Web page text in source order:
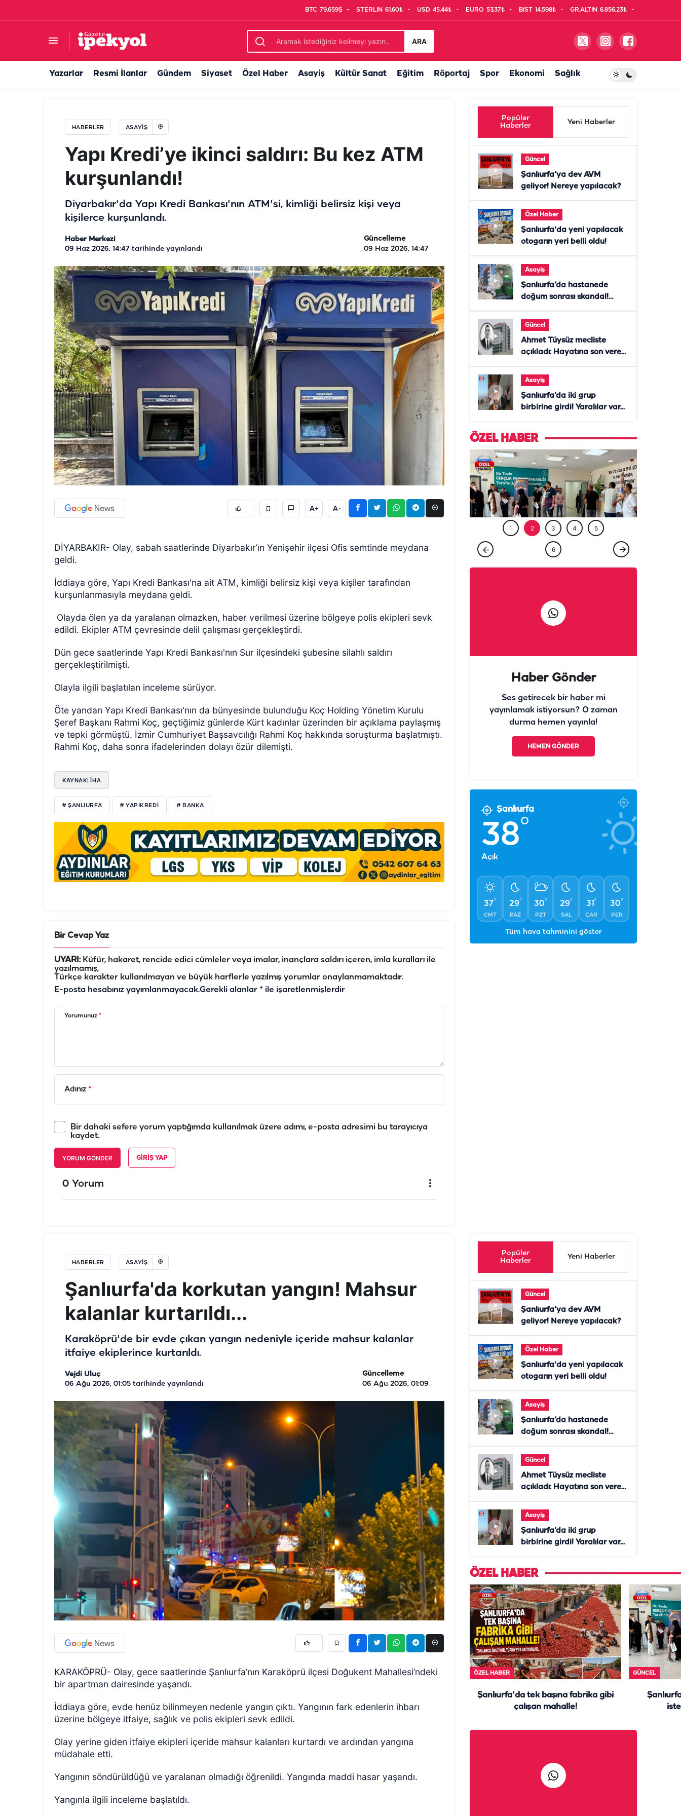
BTC 79.659$ STERLIN 61,60₺ USD 45,44₺ EURO 53,37₺ BIST 14.598₺ GR.ALTIN 6.856,23₺
ARA
Yazarlar Resmi İlanlar Gündem Siyaset Özel Haber Asayiş Kültür Sanat Eğitim Röportaj Spor Ekonomi Sağlık
HABERLER ASAYIŞ
Yapı Kredi’ye ikinci saldırı: Bu kez ATM
kurşunlandı!
Diyarbakır'da Yapı Kredi Bankası'nın ATM'si, kimliği belirsiz kişi veya
kişilerce kurşunlandı.
Haber Merkezi
09 Haz 2026, 14:47 tarihinde yayınlandı
Güncelleme
09 Haz 2026, 14:47
A+ A-
DİYARBAKIR- Olay, sabah saatlerinde Diyarbakır’ın Yenişehir ilçesi Ofis semtinde meydana
geldi.
İddiaya göre, Yapı Kredi Bankası'na ait ATM, kimliği belirsiz kişi veya kişiler tarafından
kurşunlanmasıyla meydana geldi.
Olayda ölen ya da yaralanan olmazken, haber verilmesi üzerine bölgeye polis ekipleri sevk
edildi. Ekipler ATM çevresinde delil çalışması gerçekleştirdi.
Dün gece saatlerinde Yapı Kredi Bankası'nın Sur ilçesindeki şubesine silahlı saldırı
gerçekleştirilmişti.
Olayla ilgili başlatılan inceleme sürüyor.
Öte yandan Yapı Kredi Bankası'nın da bünyesinde bulunduğu Koç Holding Yönetim Kurulu
Şeref Başkanı Rahmi Koç, geçtiğimiz günlerde Kürt kadınlar üzerinden bir açıklama paylaşmış
ve tepki görmüştü. İzmir Cumhuriyet Başsavcılığı Rahmi Koç hakkında soruşturma başlatmıştı.
Rahmi Koç, daha sonra ifadelerinden dolayı özür dilemişti.
KAYNAK: İHA
# ŞANLIURFA # YAPIKREDİ # BANKA
Bir Cevap Yaz
UYARI:Küfür, hakaret, rencide edici cümleler veya imalar, inançlara saldırı içeren, imla kuralları ile
yazılmamış,
Türkçe karakter kullanılmayan ve büyük harflerle yazılmış yorumlar onaylanmamaktadır.
E-posta hesabınız yayımlanmayacak.Gerekli alanlar * ile işaretlenmişlerdir
Yorumunuz *
Adınız *
Bir dahaki sefere yorum yaptığımda kullanılmak üzere adımı, e-posta adresimi bu tarayıcıya
kaydet.
YORUM GÖNDER GIRIŞ YAP
0 Yorum
Popüler
Haberler
Yeni Haberler
Güncel
Şanlıurfa’ya dev AVM
geliyor! Nereye yapılacak?
Özel Haber
Şanlıurfa'da yeni yapılacak
otogarın yeri belli oldu!
Asayiş
Şanlıurfa’da hastanede
doğum sonrası skandal!
Güncel
Ahmet Tüysüz mecliste
açıkladı: Hayatına son veren
ölmezdim" notunu bıraktı
Asayiş
Şanlıurfa’da iki grup
birbirine girdi! Yaralılar var...
ÖZEL HABER
ÖZEL HABER GÜNCEL
Şanlıurfa’da ‘Milyoner’ olmak isteyenler
1 2 3 4 5
6
Haber Gönder
Ses getirecek bir haber mi
yayınlamak istiyorsun? O zaman
durma hemen yayınla!
HEMEN GÖNDER
Şanlıurfa
38°
Açık
37°
CMT
29°
PAZ
30°
PZT
29°
SAL
31°
ÇAR
30°
PER
Tüm hava tahminini göster
HABERLER ASAYIŞ
Şanlıurfa'da korkutan yangın! Mahsur
kalanlar kurtarıldı...
Karaköprü'de bir evde çıkan yangın nedeniyle içeride mahsur kalanlar
itfaiye ekiplerince kurtarıldı.
Vejdi Uluç
06 Ağu 2026, 01:05 tarihinde yayınlandı
Güncelleme
06 Ağu 2026, 01:09
KARAKÖPRÜ- Olay, gece saatlerinde Şanlıurfa’nın Karaköprü ilçesi Doğukent Mahallesi’ndeki
bir apartman dairesinde yaşandı.
İddiaya göre, evde henüz bilinmeyen nedenle yangın çıktı. Yangının fark edenlerin ihbarı
üzerine bölgeye itfaiye, sağlık ve polis ekipleri sevk edildi.
Olay yerine giden itfaiye ekipleri içeride mahsur kalanları kurtardı ve ardından yangına
müdahale etti.
Yangının söndürüldüğü ve yaralanan olmadığı öğrenildi. Yangında maddi hasar yaşandı.
Yangınla ilgili inceleme başlatıldı.
Popüler
Haberler
Yeni Haberler
Güncel
Şanlıurfa’ya dev AVM
geliyor! Nereye yapılacak?
Özel Haber
Şanlıurfa'da yeni yapılacak
otogarın yeri belli oldu!
Asayiş
Şanlıurfa’da hastanede
doğum sonrası skandal!
Güncel
Ahmet Tüysüz mecliste
açıkladı: Hayatına son veren
ölmezdim" notunu bıraktı
Asayiş
Şanlıurfa’da iki grup
birbirine girdi! Yaralılar var...
ÖZEL HABER
ÖZEL HABER
Şanlıurfa'da tek başına fabrika gibi
çalışan mahalle!
GÜNCEL